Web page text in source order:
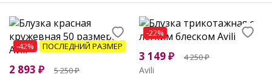
-42% ПОСЛЕДНИЙ РАЗМЕР
2 893 ₽ 5 250₽
-22%
3 149₽ 4 250₽
Avili